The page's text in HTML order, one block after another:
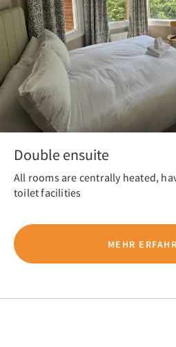
Double ensuite
All rooms are centrally heated,
toilet facilities
MEHR